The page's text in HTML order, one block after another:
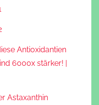
Antioxidantien
6000x stärker! |
Astaxanthin